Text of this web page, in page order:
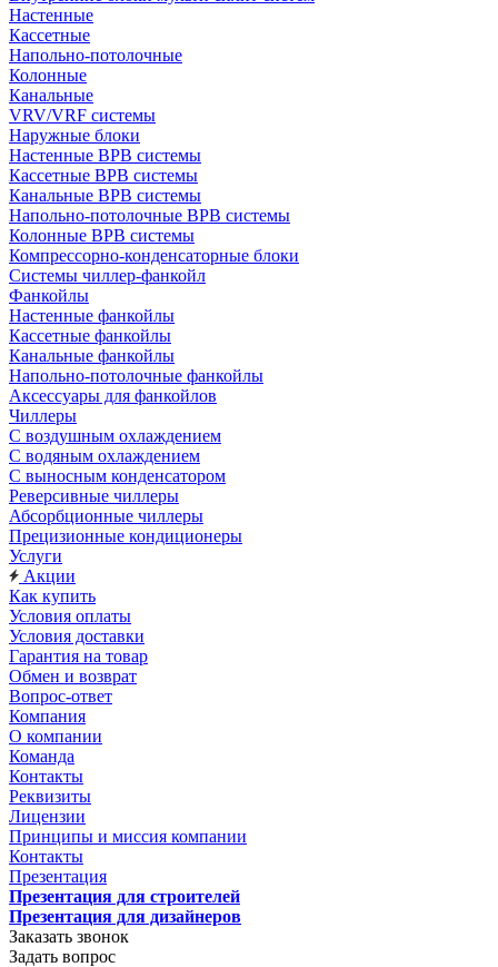
Настенные
Кассетные
Напольно-потолочные
Колонные
Канальные
VRV/VRF системы
Наружные блоки
Настенные ВРВ системы
Кассетные ВРВ системы
Канальные ВРВ системы
Напольно-потолочные ВРВ системы
Колонные ВРВ системы
Компрессорно-конденсаторные блоки
Системы чиллер-фанкойл
Фанкойлы
Настенные фанкойлы
Кассетные фанкойлы
Канальные фанкойлы
Напольно-потолочные фанкойлы
Аксессуары для фанкойлов
Чиллеры
С воздушным охлаждением
С водяным охлаждением
С выносным конденсатором
Реверсивные чиллеры
Абсорбционные чиллеры
Прецизионные кондиционеры
Услуги
Акции
Как купить
Условия оплаты
Условия доставки
Гарантия на товар
Обмен и возврат
Вопрос-ответ
Компания
О компании
Команда
Контакты
Реквизиты
Лицензии
Принципы и миссия компании
Контакты
Презентация
Презентация для строителей
Презентация для дизайнеров
Заказать звонок
Задать вопрос